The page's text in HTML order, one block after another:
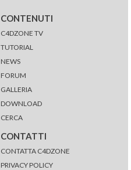
CONTENUTI
C4DZONE TV
TUTORIAL
NEWS
FORUM
GALLERIA
DOWNLOAD
CERCA
CONTATTI
CONTATTA C4DZONE
PRIVACY POLICY